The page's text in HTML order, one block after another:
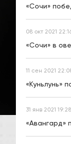
«Сочи»
08 окт 2021
«Сочи» в
11 сен 2021
«Куньлунь»
31 янв 2021 19:28
«Авангард»